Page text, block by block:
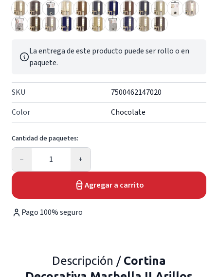
La entrega de este producto puede ser rollo o en
paquete.
SKU
7500462147020
Color
Chocolate
Cantidad de paquetes:
−
Cantidad
+
Agregar a carrito
Pago 100% seguro
Descripción / Cortina